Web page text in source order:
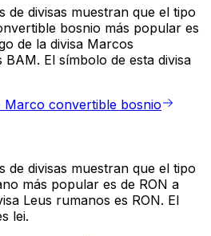
de divisas muestran que el tipo
bosnio más popular es
de la divisa Marcos
El símbolo de esta divisa
convertible bosnio
de divisas muestran que el tipo
más popular es de RON a
Leus rumanos es RON. El
lei.